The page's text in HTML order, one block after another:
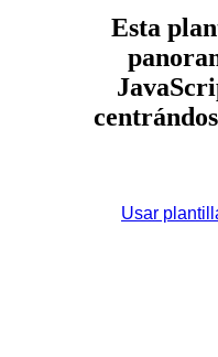
Esta
Usar